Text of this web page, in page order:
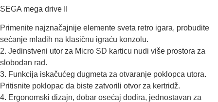
SEGA mega drive II
Primenite najznačajnije elemente sveta retro igara, probudite
sećanje mladih na klasičnu igraću konzolu.
2. Jedinstveni utor za Micro SD karticu nudi više prostora za
slobodan rad.
3. Funkcija iskačućeg dugmeta za otvaranje poklopca utora.
Pritisnite poklopac da biste zatvorili otvor za kertridž.
4. Ergonomski dizajn, dobar osećaj dodira, jednostavan za